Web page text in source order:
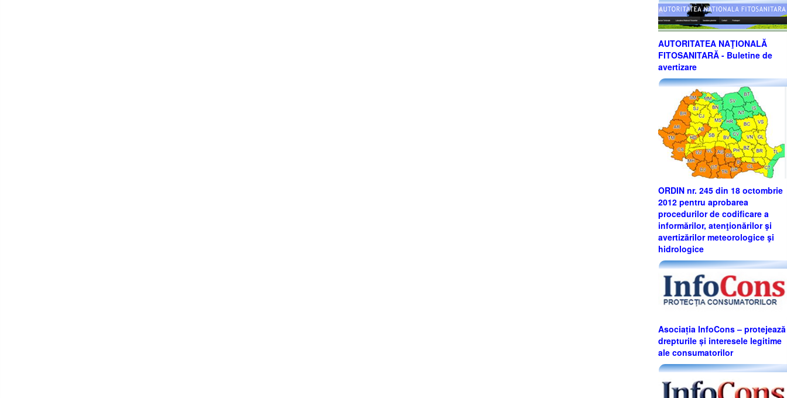
AUTORITATEA NAŢIONALĂ
FITOSANITARĂ - Buletine de
avertizare
ORDIN nr. 245 din 18 octombrie
2012 pentru aprobarea
procedurilor de codificare a
informărilor, atenţionărilor şi
avertizărilor meteorologice şi
hidrologice
Asociația InfoCons – protejează
drepturile și interesele legitime
ale consumatorilor